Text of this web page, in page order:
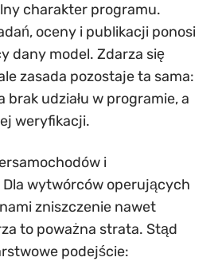
charakter programu.
oceny i publikacji ponosi
dany model. Zdarza się
zasada pozostaje ta sama:
brak udziału w programie, a
weryfikacji.
i
wytwórców operujących
zniszczenie nawet
to poważna strata. Stąd
podejście: